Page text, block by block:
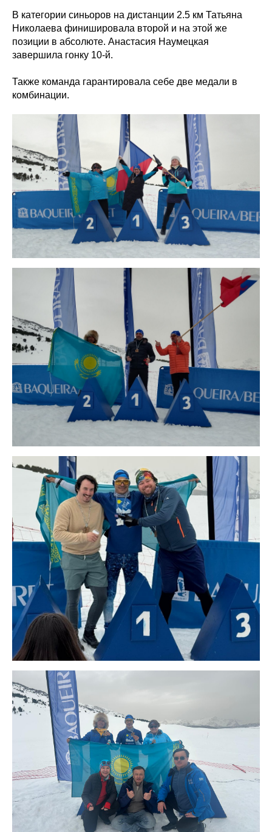
В категории синьоров на дистанции 2.5 км Татьяна
Николаева финишировала второй и на этой же
позиции в абсолюте. Анастасия Наумецкая
завершила гонку 10-й.
Также команда гарантировала себе две медали в
комбинации.